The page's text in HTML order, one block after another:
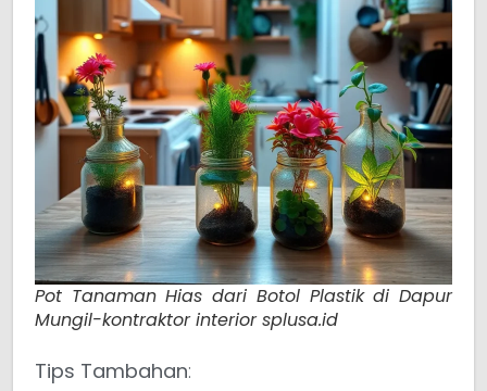
Pot Tanaman Hias dari Botol Plastik di Dapur
Mungil-kontraktor interior splusa.id
Tips Tambahan: